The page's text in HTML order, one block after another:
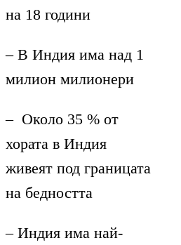
на 18 години
– В Индия има над 1
милион милионери
– Около 35 % от
хората в Индия
живеят под границата
на бедността
– Индия има най-